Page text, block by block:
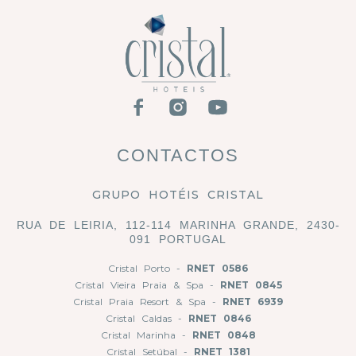
CONTACTOS
GRUPO HOTÉIS CRISTAL
RUA DE LEIRIA, 112-114 MARINHA GRANDE, 2430-
091 PORTUGAL
Cristal Porto - RNET 0586
Cristal Vieira Praia & Spa - RNET 0845
Cristal Praia Resort & Spa - RNET 6939
Cristal Caldas - RNET 0846
Cristal Marinha - RNET 0848
Cristal Setúbal - RNET 1381